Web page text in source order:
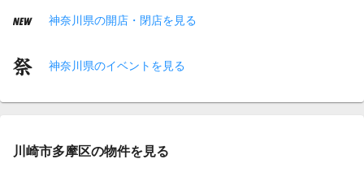
神奈川県の開店・閉店を見る
神奈川県のイベントを見る
川崎市多摩区の物件を見る